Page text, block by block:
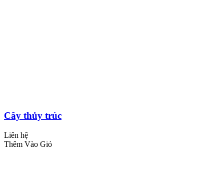
Cây thủy trúc
Liên hệ
Thêm Vào Giỏ